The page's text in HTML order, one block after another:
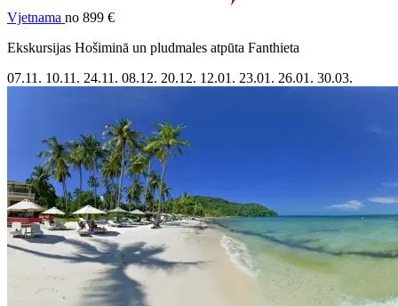
Vjetnama no 899 €
Ekskursijas Hošiminā un pludmales atpūta Fanthieta
07.11. 10.11. 24.11. 08.12. 20.12. 12.01. 23.01. 26.01. 30.03.